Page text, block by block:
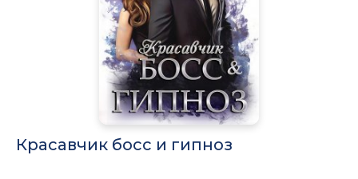
Красавчик босс и гипноз